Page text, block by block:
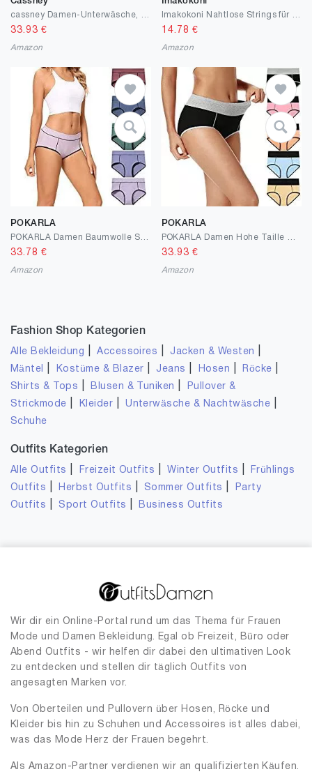
33.93 €
Amazon
14.78 €
Amazon
POKARLA
33.78 €
Amazon
POKARLA
33.93 €
Amazon
Fashion Shop Kategorien
Alle Bekleidung |Accessoires Jacken & Westen
Mäntel Kostüme & Blazer Jeans Hosen Röcke
Shirts & Tops Blusen & Tuniken
Pullover &
Strickmode
Kleider |Unterwäsche & Nachtwäsche
Schuhe
Outfits Kategorien
Alle Outfits Freizeit Outfits |Winter Outfits
Frühlings
Outfits
Herbst Outfits Sommer Outfits
Party
Outfits
Sport Outfits Business Outfits
Wir dir ein Online-Portal rund um das Thema für Frauen
Mode und Damen Bekleidung. Egal ob Freizeit, Büro oder
Abend Outfits - wir helfen dir dabei den ultimativen Look
zu entdecken und stellen dir täglich Outfits von
angesagten Marken vor.
Von Oberteilen und Pullovern über Hosen, Röcke und
Kleider bis hin zu Schuhen und Accessoires ist alles dabei,
was das Mode Herz der Frauen begehrt.
Als Amazon-Partner verdienen wir an qualifizierten Käufen.